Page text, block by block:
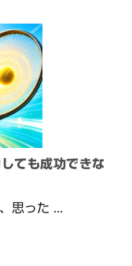
ても成功できな
思った ...